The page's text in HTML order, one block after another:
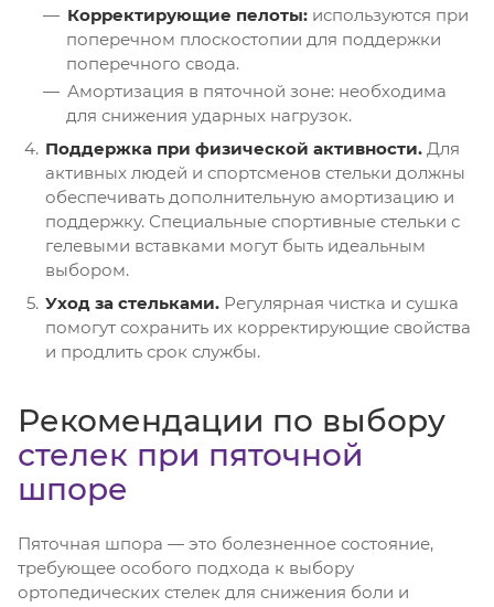
Корректирующие пелоты: используются при
поперечном плоскостопии для поддержки
поперечного свода.
Амортизация в пяточной зоне: необходима
для снижения ударных нагрузок.
Поддержка при физической активности. Для
активных людей и спортсменов стельки должны
обеспечивать дополнительную амортизацию и
поддержку. Специальные спортивные стельки с
гелевыми вставками могут быть идеальным
выбором.
Уход за стельками. Регулярная чистка и сушка
помогут сохранить их корректирующие свойства
и продлить срок службы.
Рекомендации по выбору
стелек при пяточной
шпоре
Пяточная шпора — это болезненное состояние,
требующее особого подхода к выбору
ортопедических стелек для снижения боли и